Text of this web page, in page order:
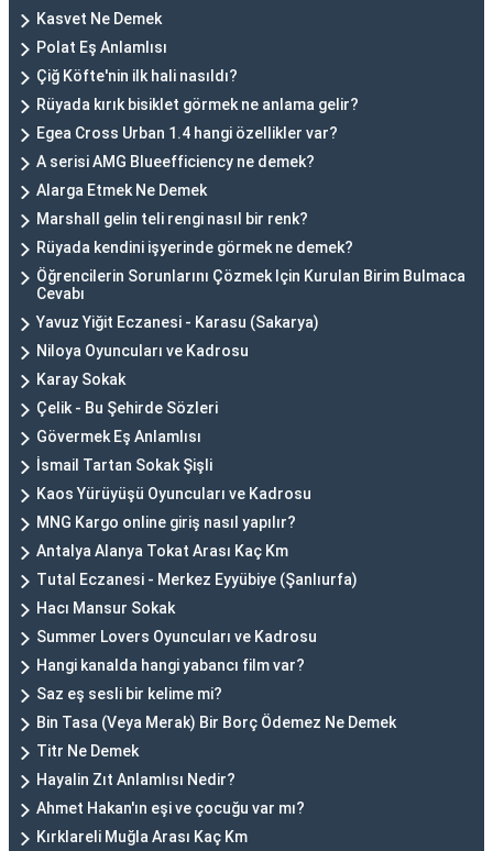
Kasvet Ne Demek
Polat Eş Anlamlısı
Çiğ Köfte'nin ilk hali nasıldı?
Rüyada kırık bisiklet görmek ne anlama gelir?
Egea Cross Urban 1.4 hangi özellikler var?
A serisi AMG Blueefficiency ne demek?
Alarga Etmek Ne Demek
Marshall gelin teli rengi nasıl bir renk?
Rüyada kendini işyerinde görmek ne demek?
Öğrencilerin Sorunlarını Çözmek Için Kurulan Birim Bulmaca
Cevabı
Yavuz Yiğit Eczanesi - Karasu (Sakarya)
Niloya Oyuncuları ve Kadrosu
Karay Sokak
Çelik - Bu Şehirde Sözleri
Gövermek Eş Anlamlısı
İsmail Tartan Sokak Şişli
Kaos Yürüyüşü Oyuncuları ve Kadrosu
MNG Kargo online giriş nasıl yapılır?
Antalya Alanya Tokat Arası Kaç Km
Tutal Eczanesi - Merkez Eyyübiye (Şanlıurfa)
Hacı Mansur Sokak
Summer Lovers Oyuncuları ve Kadrosu
Hangi kanalda hangi yabancı film var?
Saz eş sesli bir kelime mi?
Bin Tasa (Veya Merak) Bir Borç Ödemez Ne Demek
Titr Ne Demek
Hayalin Zıt Anlamlısı Nedir?
Ahmet Hakan'ın eşi ve çocuğu var mı?
Kırklareli Muğla Arası Kaç Km